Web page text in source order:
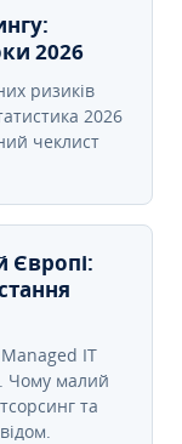
2026
ризиків
2026
чеклист
Європі:
IT
Чому малий
та